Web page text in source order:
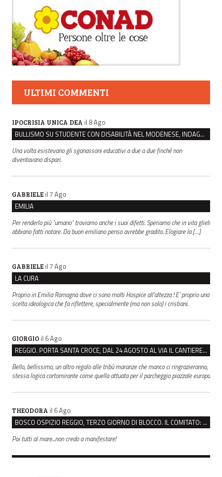
ULTIMI COMMENTI
IPOCRISIA UNICA DEA il 8 Ago
BULLISMO SU STUDENTE CON DISABILITÀ NEL MODENESE, INDAGATI DUE RAGAZZI DI 16 ANNI
Una volta esistevano gli sganassoni educativi a due a due finché non
diventavano dispari.
GABRIELE il 7 Ago
EMILIA
Per renderlo più "umano" troviamo anche i suoi difetti. Speriamo che in vita glieli
abbiano fatti notare. Da buon emiliano penso avrebbe gradito. Elogiare la […]
GABRIELE il 7 Ago
LA CURA
Proprio in Emilia Romagna dove ci sono molti Hospice all’altezza ! E’ proprio una
scelta ideologica che fa riflettere, specialmente (ma non solo) i cristiani.
GIORGIO il 6 Ago
REGGIO. PORTA SANTA CROCE, DAL 24 AGOSTO AL VIA IL CANTIERE PER IL NUOVO COLLETTORE FOGNARIO
Bello, bellissimo, un altro regalo alle tribù maranze che manco ci ringrazieranno,
stessa logica cortomirante come quella attuata per il parcheggio piazzale europa
THEODORA il 6 Ago
BOSCO OSPIZIO REGGIO, TERZO GIORNO DI BLOCCO. IL COMITATO: “PRESIDIO FINO A VENERDÌ”
Poi tutti al mare...non credo a manifestare!